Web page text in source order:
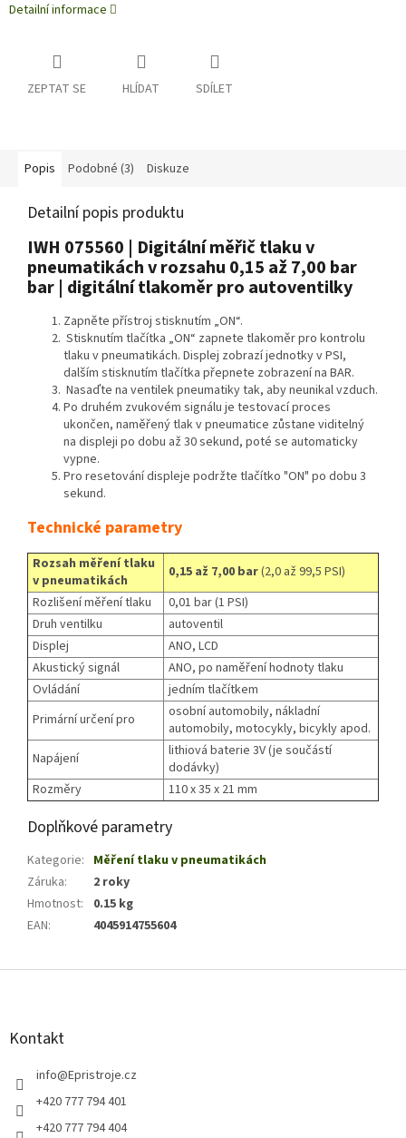
Detailní informace
ZEPTAT SE HLÍDAT SDÍLET
Popis Podobné (3) Diskuze
Detailní popis produktu
IWH 075560 | Digitální měřič tlaku v
pneumatikách v rozsahu 0,15 až 7,00 bar
bar | digitální tlakoměr pro autoventilky
Zapněte přístroj stisknutím „ON“.
Stisknutím tlačítka „ON“ zapnete tlakoměr pro kontrolu
tlaku v pneumatikách. Displej zobrazí jednotky v PSI,
dalším stisknutím tlačítka přepnete zobrazení na BAR.
Nasaďte na ventilek pneumatiky tak, aby neunikal vzduch.
Po druhém zvukovém signálu je testovací proces
ukončen, naměřený tlak v pneumatice zůstane viditelný
na displeji po dobu až 30 sekund, poté se automaticky
vypne.
Pro resetování displeje podržte tlačítko "ON" po dobu 3
sekund.
Technické parametry
Rozsah měření tlaku
v pneumatikách
0,15 až 7,00 bar(2,0 až 99,5 PSI)
Rozlišení měření tlaku
0,01 bar (1 PSI)
Druh ventilku
autoventil
Displej
ANO, LCD
Akustický signál
ANO, po naměření hodnoty tlaku
Ovládání
jedním tlačítkem
Primární určení pro
osobní automobily, nákladní
automobily, motocykly, bicykly apod.
Napájení
lithiová baterie 3V (je součástí
dodávky)
Rozměry
110 x 35 x 21 mm
Doplňkové parametry
Kategorie: Měření tlaku v pneumatikách
Záruka:
2 roky
Hmotnost:
0.15 kg
EAN: 4045914755604
Z
Kontakt
info@Epristroje.cz
+420 777 794 401
+420 777 794 404